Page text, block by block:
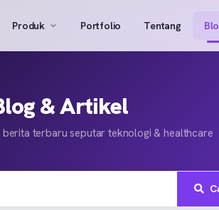
Produk Portfolio Tentang
& Artikel
berita terbaru seputar teknologi & healthcare